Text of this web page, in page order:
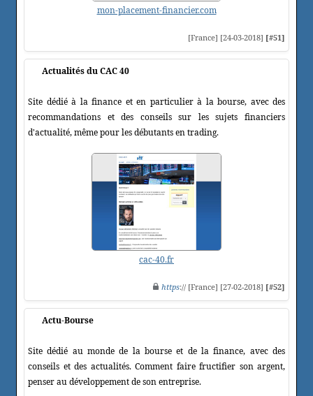
mon-placement-financier.com
[France] [24-03-2018] [#51]
Actualités du CAC 40
Site dédié à la finance et en particulier à la bourse, avec des
recommandations et des conseils sur les sujets financiers
d'actualité, même pour les débutants en trading.
cac-40.fr
https:// [France] [27-02-2018] [#52]
Actu-Bourse
Site dédié au monde de la bourse et de la finance, avec des
conseils et des actualités. Comment faire fructifier son argent,
penser au développement de son entreprise.